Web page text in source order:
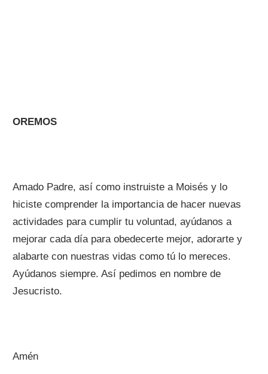
OREMOS
Amado Padre, así como instruiste a Moisés y lo
hiciste comprender la importancia de hacer nuevas
actividades para cumplir tu voluntad, ayúdanos a
mejorar cada día para obedecerte mejor, adorarte y
alabarte con nuestras vidas como tú lo mereces.
Ayúdanos siempre. Así pedimos en nombre de
Jesucristo.
Amén